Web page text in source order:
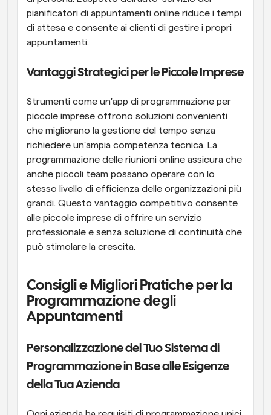
pianificatori di appuntamenti online riduce i tempi
di attesa e consente ai clienti di gestire i propri
appuntamenti.
Vantaggi Strategici per le Piccole Imprese
Strumenti come un'app di programmazione per
piccole imprese offrono soluzioni convenienti
che migliorano la gestione del tempo senza
richiedere un'ampia competenza tecnica. La
programmazione delle riunioni online assicura che
anche piccoli team possano operare con lo
stesso livello di efficienza delle organizzazioni più
grandi. Questo vantaggio competitivo consente
alle piccole imprese di offrire un servizio
professionale e senza soluzione di continuità che
può stimolare la crescita.
Consigli e Migliori Pratiche per la
Programmazione degli
Appuntamenti
Personalizzazione del Tuo Sistema di
Programmazione in Base alle Esigenze
della Tua Azienda